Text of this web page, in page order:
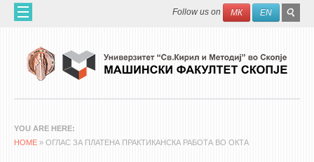
Skip to main content Search
Follow us on МК EN
ЗА НАС
60 ГОДИНИ МФ
ОРГАНИЗАЦИЈА
YOU ARE HERE
HOME » ОГЛАС ЗА ПЛАТЕНА ПРАКТИКАНСКА РАБОТА ВО ОКТА